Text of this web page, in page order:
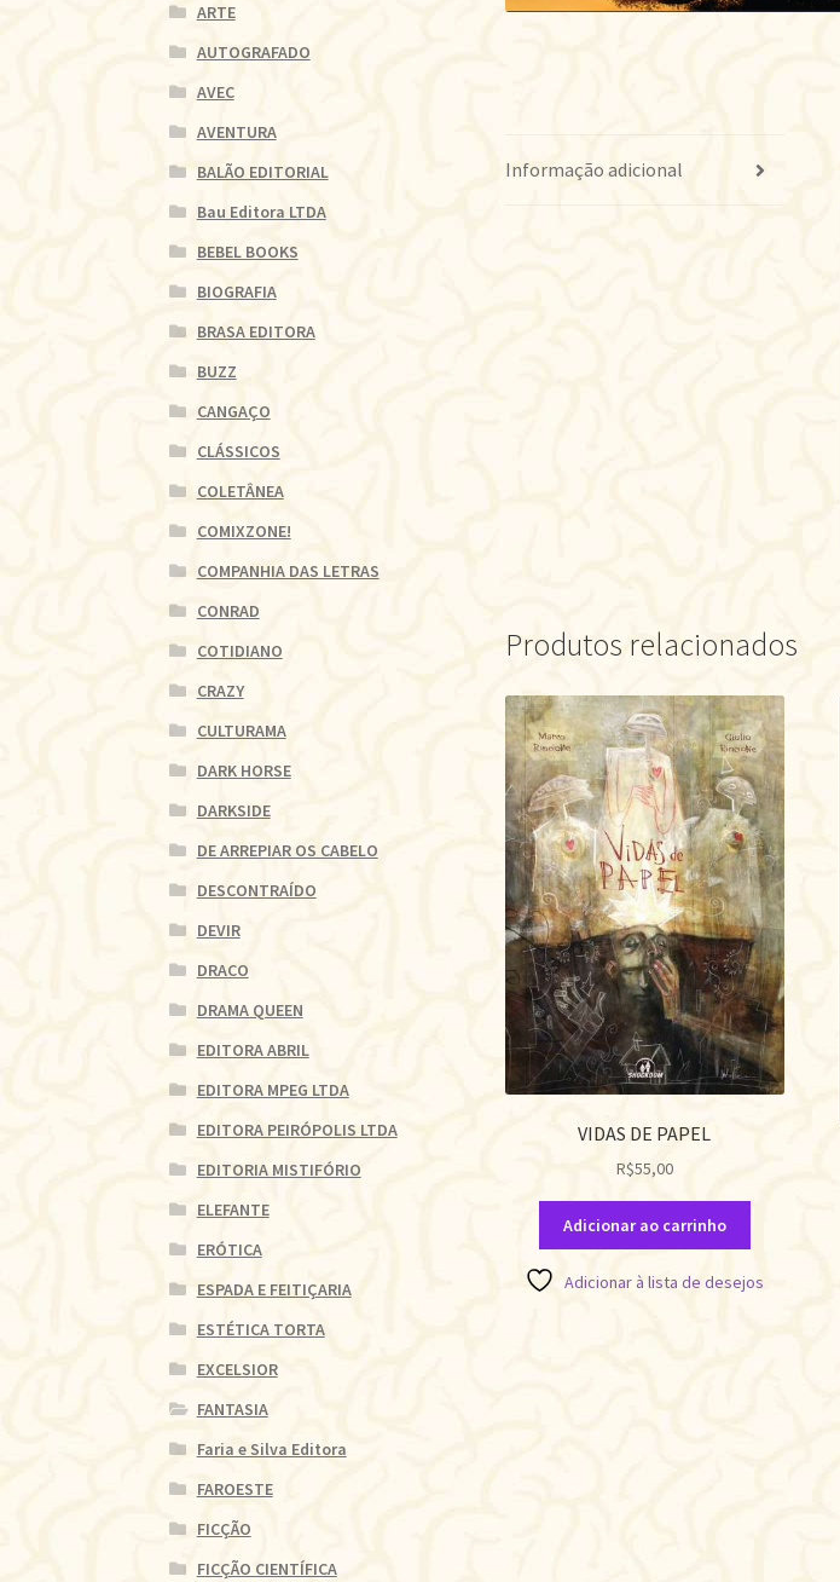
Informação adicional
Produtos relacionados
VIDAS DE PAPEL
R$55,00
Adicionar ao carrinho
Adicionar à lista de desejos
ARTE
AUTOGRAFADO
AVEC
AVENTURA
BALÃO EDITORIAL
Bau Editora LTDA
BEBEL BOOKS
BIOGRAFIA
BRASA EDITORA
BUZZ
CANGAÇO
CLÁSSICOS
COLETÂNEA
COMIXZONE!
COMPANHIA DAS LETRAS
CONRAD
COTIDIANO
CRAZY
CULTURAMA
DARK HORSE
DARKSIDE
DE ARREPIAR OS CABELO
DESCONTRAÍDO
DEVIR
DRACO
DRAMA QUEEN
EDITORA ABRIL
EDITORA MPEG LTDA
EDITORA PEIRÓPOLIS LTDA
EDITORIA MISTIFÓRIO
ELEFANTE
ERÓTICA
ESPADA E FEITIÇARIA
ESTÉTICA TORTA
EXCELSIOR
FANTASIA
Faria e Silva Editora
FAROESTE
FICÇÃO
FICÇÃO CIENTÍFICA